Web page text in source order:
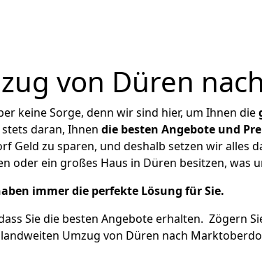
von Düren
keine Sorge, denn wir sind hier, um Ihnen die
daran, Ihnen die besten Angebote und
zu sparen, und deshalb setzen wir alles
oder ein großes Haus in Düren besitzen, was
immer die perfekte Lösung für Sie.
Sie die besten Angebote erhalten. Zögern
Umzug von Düren nach